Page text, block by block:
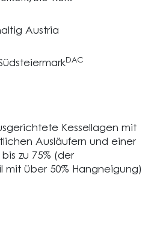
Austria
DAC
Kessellagen mit
Ausläufern und einer
zu 75% (der
mit über 50% Hangneigung)